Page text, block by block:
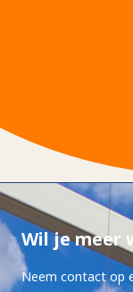
Wil je meer
Neem contact op